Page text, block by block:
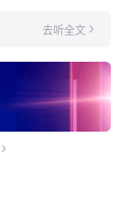
去听全文